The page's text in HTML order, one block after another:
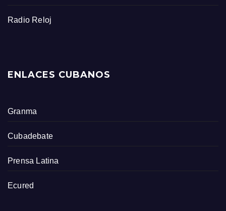
Radio Reloj
ENLACES CUBANOS
Granma
Cubadebate
Prensa Latina
Ecured